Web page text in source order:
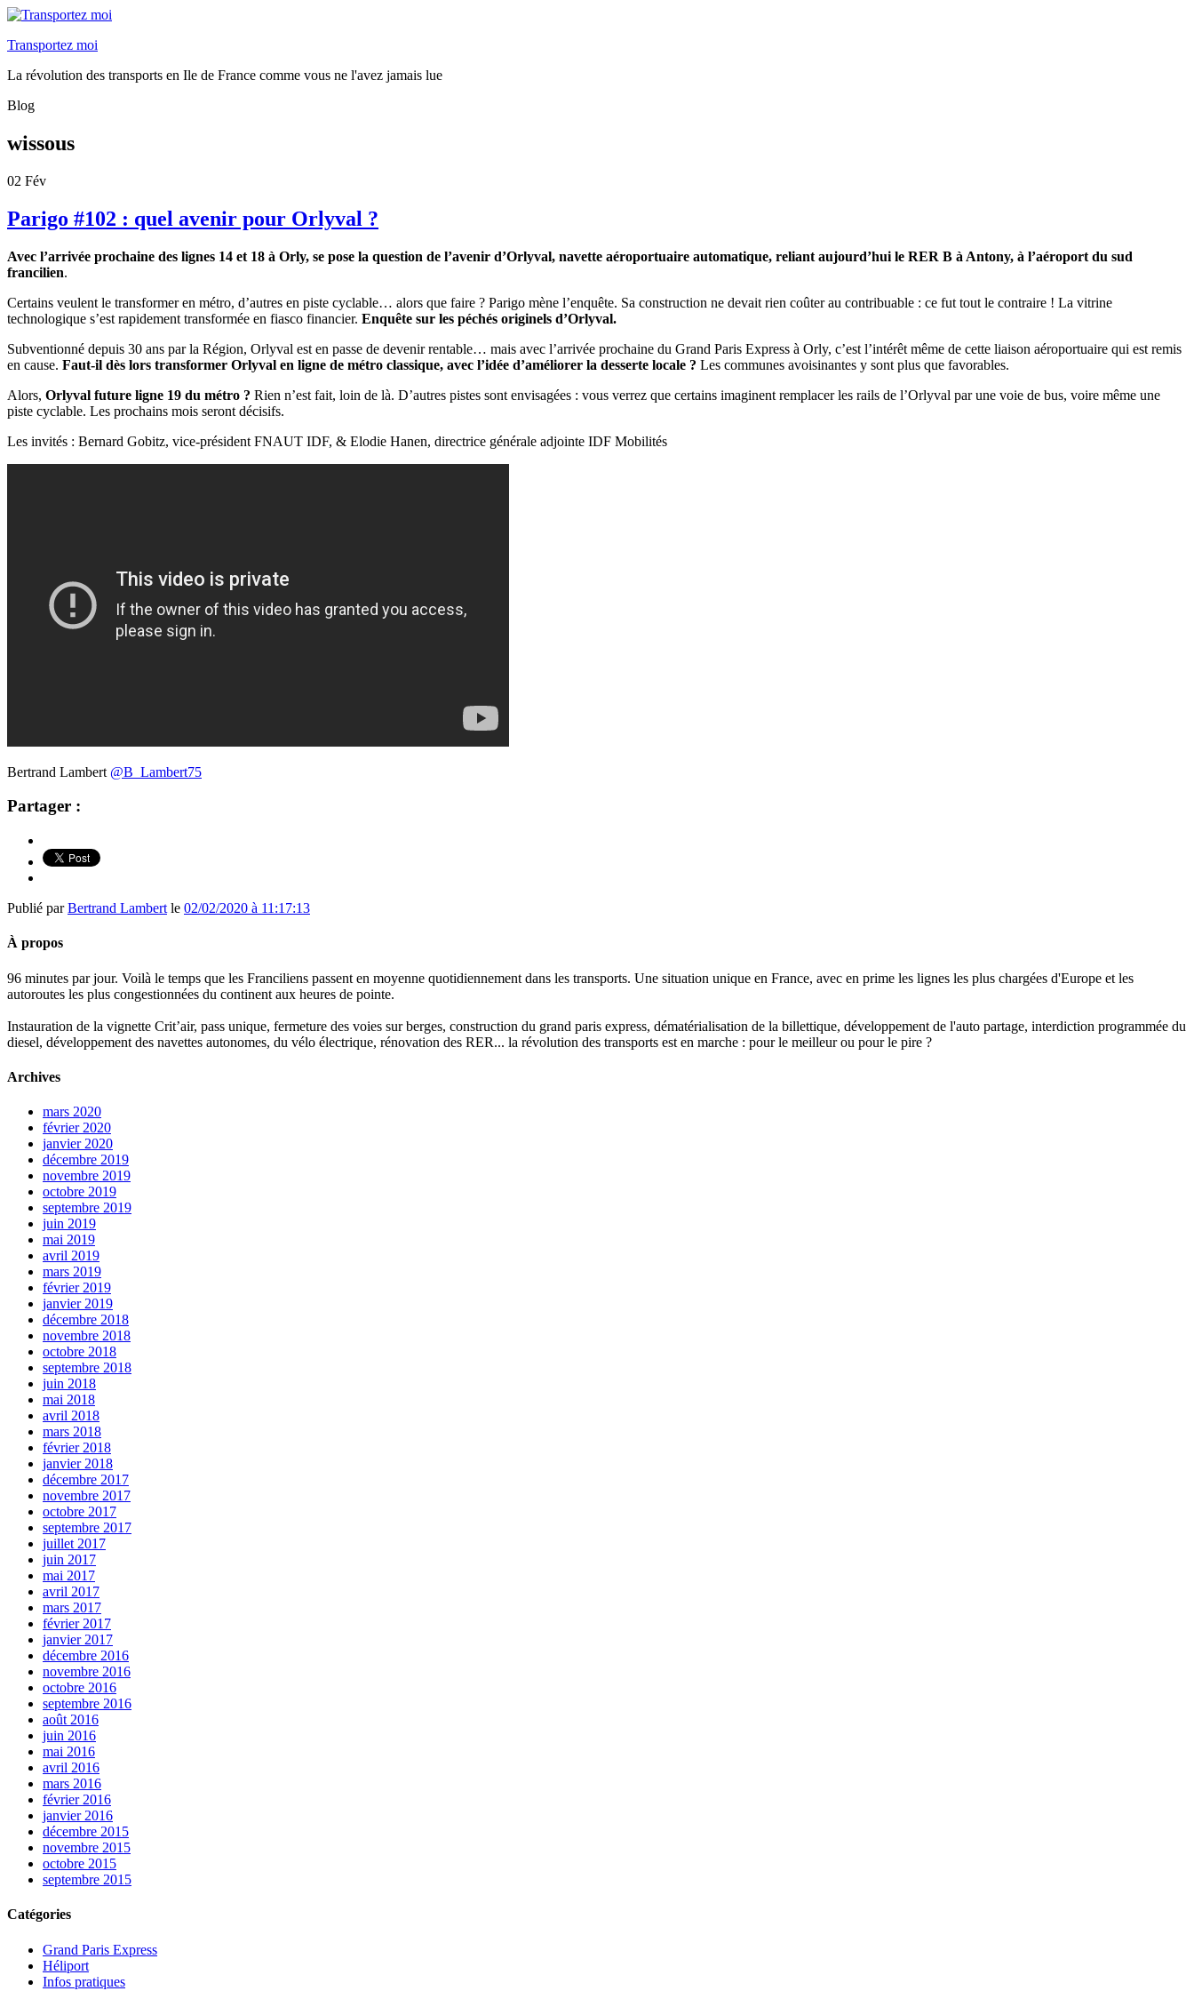
Transportez moi
La révolution des transports en Ile de France comme vous ne l'avez jamais lue
Blog
wissous
02 Fév
Parigo #102 : quel avenir pour Orlyval ?
Avec l’arrivée prochaine des lignes 14 et 18 à Orly, se pose la question de l’avenir d’Orlyval, navette aéroportuaire automatique, reliant aujourd’hui le RER B à Antony, à l’aéroport du sud
francilien.
Certains veulent le transformer en métro, d’autres en piste cyclable… alors que faire ? Parigo mène l’enquête. Sa construction ne devait rien coûter au contribuable : ce fut tout le contraire ! La vitrine
technologique s’est rapidement transformée en fiasco financier. Enquête sur les péchés originels d’Orlyval.
Subventionné depuis 30 ans par la Région, Orlyval est en passe de devenir rentable… mais avec l’arrivée prochaine du Grand Paris Express à Orly, c’est l’intérêt même de cette liaison aéroportuaire qui est remis
en cause. Faut-il dès lors transformer Orlyval en ligne de métro classique, avec l’idée d’améliorer la desserte locale ? Les communes avoisinantes y sont plus que favorables.
Alors, Orlyval future ligne 19 du métro ? Rien n’est fait, loin de là. D’autres pistes sont envisagées : vous verrez que certains imaginent remplacer les rails de l’Orlyval par une voie de bus, voire même une
piste cyclable. Les prochains mois seront décisifs.
Les invités : Bernard Gobitz, vice-président FNAUT IDF, & Elodie Hanen, directrice générale adjointe IDF Mobilités
Bertrand Lambert @B_Lambert75
Partager :
Publié parBertrand Lambert le 02/02/2020 à 11:17:13
À propos
96 minutes par jour. Voilà le temps que les Franciliens passent en moyenne quotidiennement dans les transports. Une situation unique en France, avec en prime les lignes les plus chargées d'Europe et les
autoroutes les plus congestionnées du continent aux heures de pointe.
Instauration de la vignette Crit’air, pass unique, fermeture des voies sur berges, construction du grand paris express, dématérialisation de la billettique, développement de l'auto partage, interdiction programmée du
diesel, développement des navettes autonomes, du vélo électrique, rénovation des RER... la révolution des transports est en marche : pour le meilleur ou pour le pire ?
Archives
mars 2020
février 2020
janvier 2020
décembre 2019
novembre 2019
octobre 2019
septembre 2019
juin 2019
mai 2019
avril 2019
mars 2019
février 2019
janvier 2019
décembre 2018
novembre 2018
octobre 2018
septembre 2018
juin 2018
mai 2018
avril 2018
mars 2018
février 2018
janvier 2018
décembre 2017
novembre 2017
octobre 2017
septembre 2017
juillet 2017
juin 2017
mai 2017
avril 2017
mars 2017
février 2017
janvier 2017
décembre 2016
novembre 2016
octobre 2016
septembre 2016
août 2016
juin 2016
mai 2016
avril 2016
mars 2016
février 2016
janvier 2016
décembre 2015
novembre 2015
octobre 2015
septembre 2015
Catégories
Grand Paris Express
Héliport
Infos pratiques